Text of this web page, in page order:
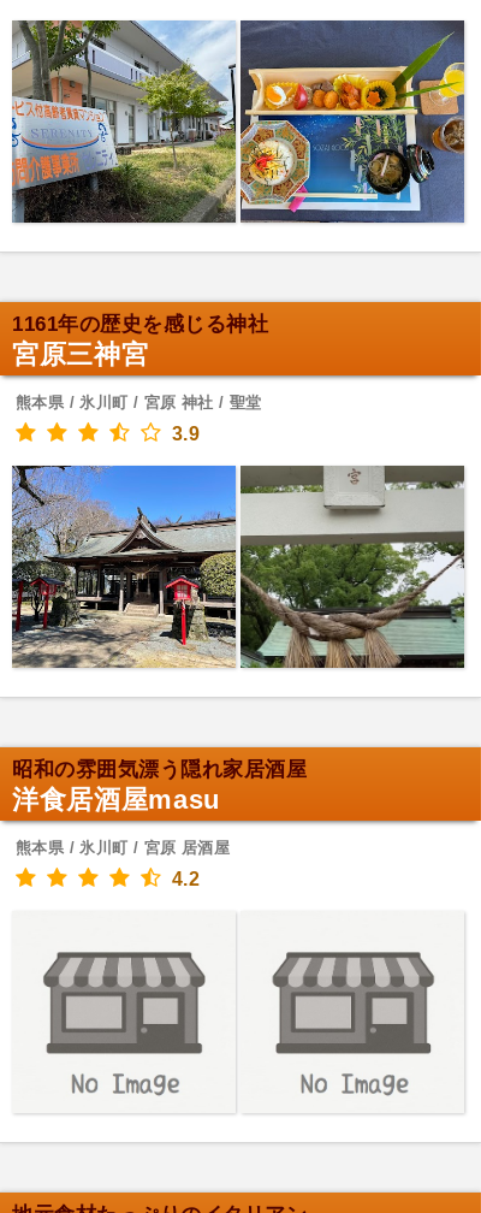
1161年の歴史を感じる神社
宮原三神宮
熊本県 / 氷川町 / 宮原 神社 / 聖堂
3.9
昭和の雰囲気漂う隠れ家居酒屋
洋食居酒屋masu
熊本県 / 氷川町 / 宮原 居酒屋
4.2